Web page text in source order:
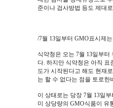
준이나 검사방법 등도 제대
/7월 13일부터 GMO표시제
식약청은 오는 7월 13일부
다. 하지만 식약청은 아직
도가 시작된다고 해도 현재
는 할 수 없다는 점을 토로
이 상태로는 당장 7월 13일
미 상당량의 GMO식품이 유